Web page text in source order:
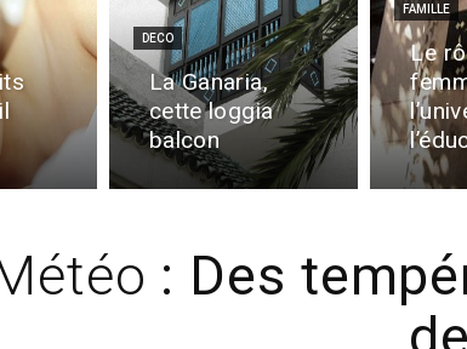
DECO
La Ganaria,
cette loggia
balcon
FAMILLE
Le
: Des